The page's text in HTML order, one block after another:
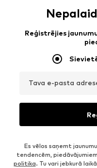
Reģistrējies
Tava e-pasta
Es vēlos saņemt
tendencēm,
politika. Tu vari jebkurā